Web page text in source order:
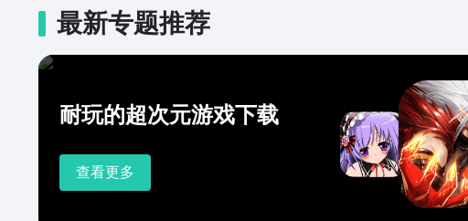
兴趣的玩家们抓紧点击上方的链接，去游戏中体验一下吧！‌‌
最新专题推荐
耐玩的超次元游戏下载
查看更多